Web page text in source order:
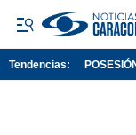
Tendencias: